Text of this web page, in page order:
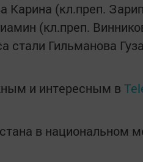
Карина (кл.преп.
(кл.преп.
стали Гильманова
и интересным в
в национальном